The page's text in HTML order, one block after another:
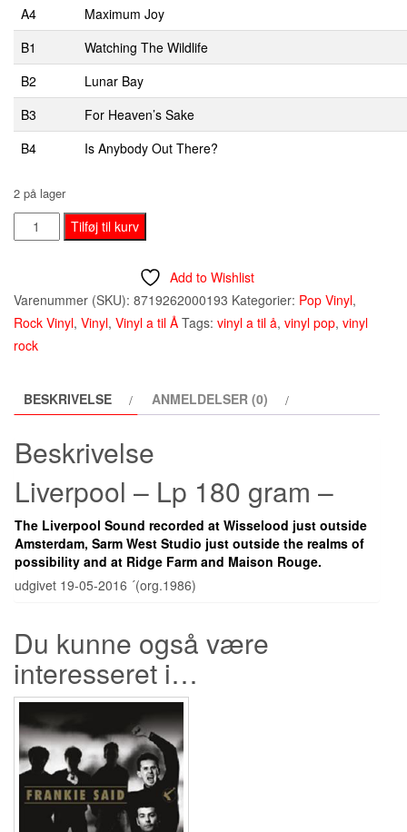
A4
Maximum Joy
B1
Watching The Wildlife
B2
Lunar Bay
B3
For Heaven’s Sake
B4
Is Anybody Out There?
2 på lager
Frankie
Goes
Liverpool
180
antal
Tilføj til kurv
Add to Wishlist
Varenummer (SKU): 8719262000193 Kategorier: Pop Vinyl,
Rock Vinyl, Vinyl, Vinyl a til Å Tags: vinyl a til å, vinyl pop, vinyl
rock
BESKRIVELSE ANMELDELSER (0)
Beskrivelse
Liverpool – Lp 180 gram –
The Liverpool Sound recorded at Wisselood just outside
Amsterdam, Sarm West Studio just outside the realms of
possibility and at Ridge Farm and Maison Rouge.
udgivet 19-05-2016 ´(org.1986)
Du kunne også være
interesseret i…